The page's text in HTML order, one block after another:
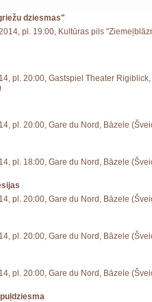
dziesmas"
pl. 19:00, Kultūras pils
pl. 20:00, Gastspiel Theater Rigiblick,
pl. 20:00, Gare du Nord, Bāzele
pl. 18:00, Gare du Nord, Bāzele
pl. 20:00, Gare du Nord, Bāzele
pl. 20:00, Gare du Nord, Bāzele
pl. 20:00, Gare du Nord, Bāzele